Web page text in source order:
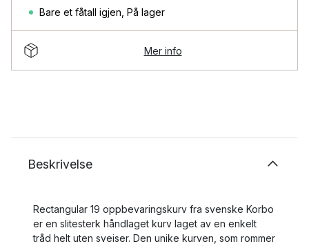
Bare et fåtall igjen På lager
Mer info
Beskrivelse
Rectangular 19 oppbevaringskurv fra svenske Korbo
er en slitesterk håndlaget kurv laget av en enkelt
tråd helt uten sveiser. Den unike kurven, som rommer